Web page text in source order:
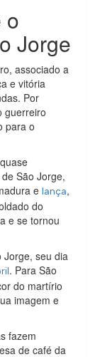
o
Jorge
associado a
e vitória
Por
guerreiro
para o
São Jorge,
elança,
do
e se tornou
Jorge, seu dia
. Para São
do martírio
imagem e
fazem
de café da